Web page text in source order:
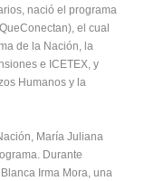
nació el programa
el cual
de la Nación, la
e ICETEX, y
Humanos y la
María Juliana
Durante
Irma Mora, una